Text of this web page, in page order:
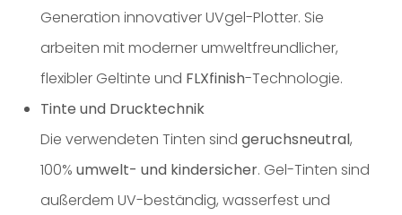
Generation innovativer UVgel-Plotter. Sie
arbeiten mit moderner umweltfreundlicher,
flexibler Geltinte und FLXfinish-Technologie.
Tinte und Drucktechnik
Die verwendeten Tinten sind geruchsneutral,
100% umwelt- und kindersicher. Gel-Tinten sind
außerdem UV-beständig, wasserfest und